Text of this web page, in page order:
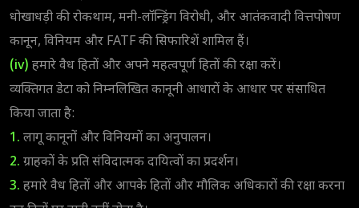
धोखाधड़ी की रोकथाम, मनी-लॉन्ड्रिंग विरोधी, और आतंकवादी वित्तपोषण
कानून, विनियम और FATF की सिफारिशें शामिल हैं।
(iv) हमारे वैध हितों और अपने महत्वपूर्ण हितों की रक्षा करें।
व्यक्तिगत डेटा को निम्नलिखित कानूनी आधारों के आधार पर संसाधित
किया जाता है:
1. लागू कानूनों और विनियमों का अनुपालन।
2. ग्राहकों के प्रति संविदात्मक दायित्वों का प्रदर्शन।
3. हमारे वैध हितों और आपके हितों और मौलिक अधिकारों की रक्षा करना